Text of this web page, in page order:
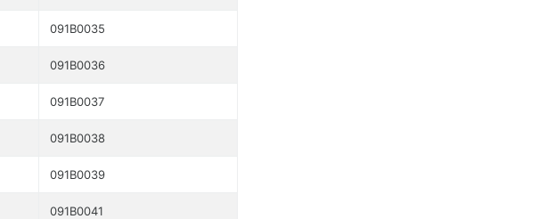
091B0035
091B0036
091B0037
091B0038
091B0039
091B0041